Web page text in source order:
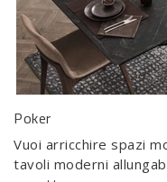
Poker
Vuoi arricchire spazi
tavoli moderni